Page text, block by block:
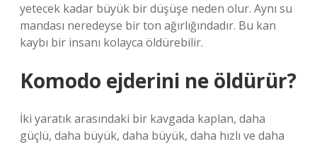
yetecek kadar büyük bir düşüşe neden olur. Aynı su
mandası neredeyse bir ton ağırlığındadır. Bu kan
kaybı bir insanı kolayca öldürebilir.
Komodo ejderini ne öldürür?
İki yaratık arasındaki bir kavgada kaplan, daha
güçlü, daha büyük, daha büyük, daha hızlı ve daha